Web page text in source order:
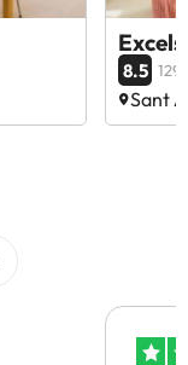
8.5
Sant